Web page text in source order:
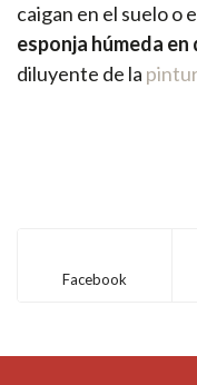
caigan en el suelo o
esponja húmeda
diluyente de la
Facebook